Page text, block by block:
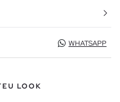
WHATSAPP
LOOK